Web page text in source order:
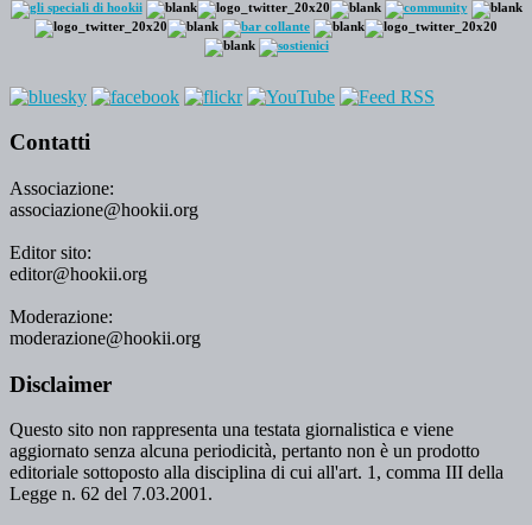
Contatti
Associazione:
associazione@hookii.org
Editor sito:
editor@hookii.org
Moderazione:
moderazione@hookii.org
Disclaimer
Questo sito non rappresenta una testata giornalistica e viene
aggiornato senza alcuna periodicità, pertanto non è un prodotto
editoriale sottoposto alla disciplina di cui all'art. 1, comma III della
Legge n. 62 del 7.03.2001.